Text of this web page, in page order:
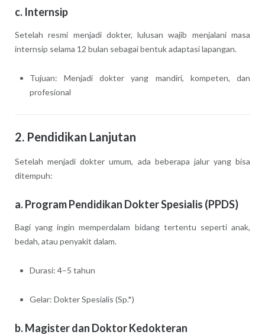
c. Internsip
Setelah resmi menjadi dokter, lulusan wajib menjalani masa
internsip selama 12 bulan sebagai bentuk adaptasi lapangan.
Tujuan: Menjadi dokter yang mandiri, kompeten, dan
profesional
2. Pendidikan Lanjutan
Setelah menjadi dokter umum, ada beberapa jalur yang bisa
ditempuh:
a. Program Pendidikan Dokter Spesialis (PPDS)
Bagi yang ingin memperdalam bidang tertentu seperti anak,
bedah, atau penyakit dalam.
Durasi: 4–5 tahun
Gelar: Dokter Spesialis (Sp.*)
b. Magister dan Doktor Kedokteran